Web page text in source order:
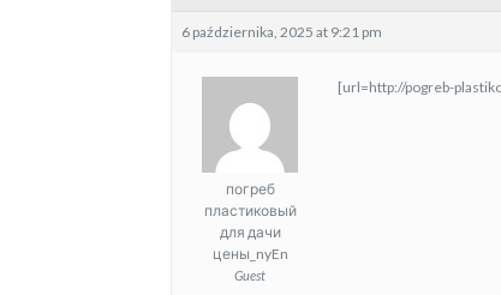
6 października, 2025 at 9:21 pm
погреб
пластиковый
для дачи
цены_nyEn
Guest
[url=http://pogreb-